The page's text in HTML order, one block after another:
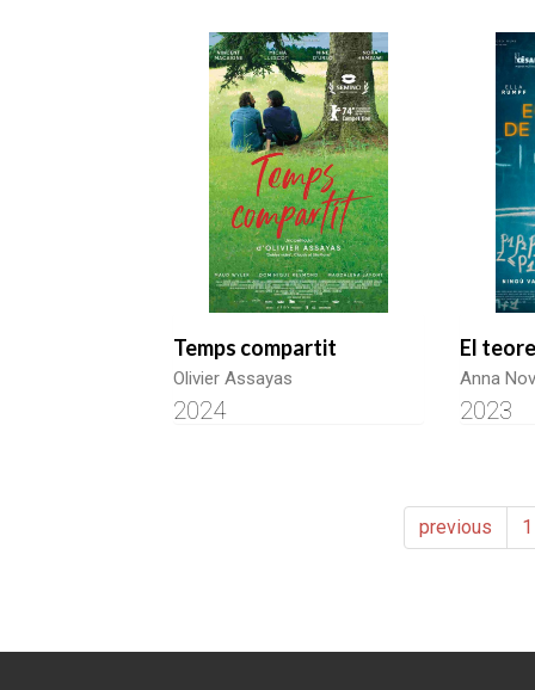
Temps compartit
Olivier Assayas
2024
El
Anna
2023
previous 1